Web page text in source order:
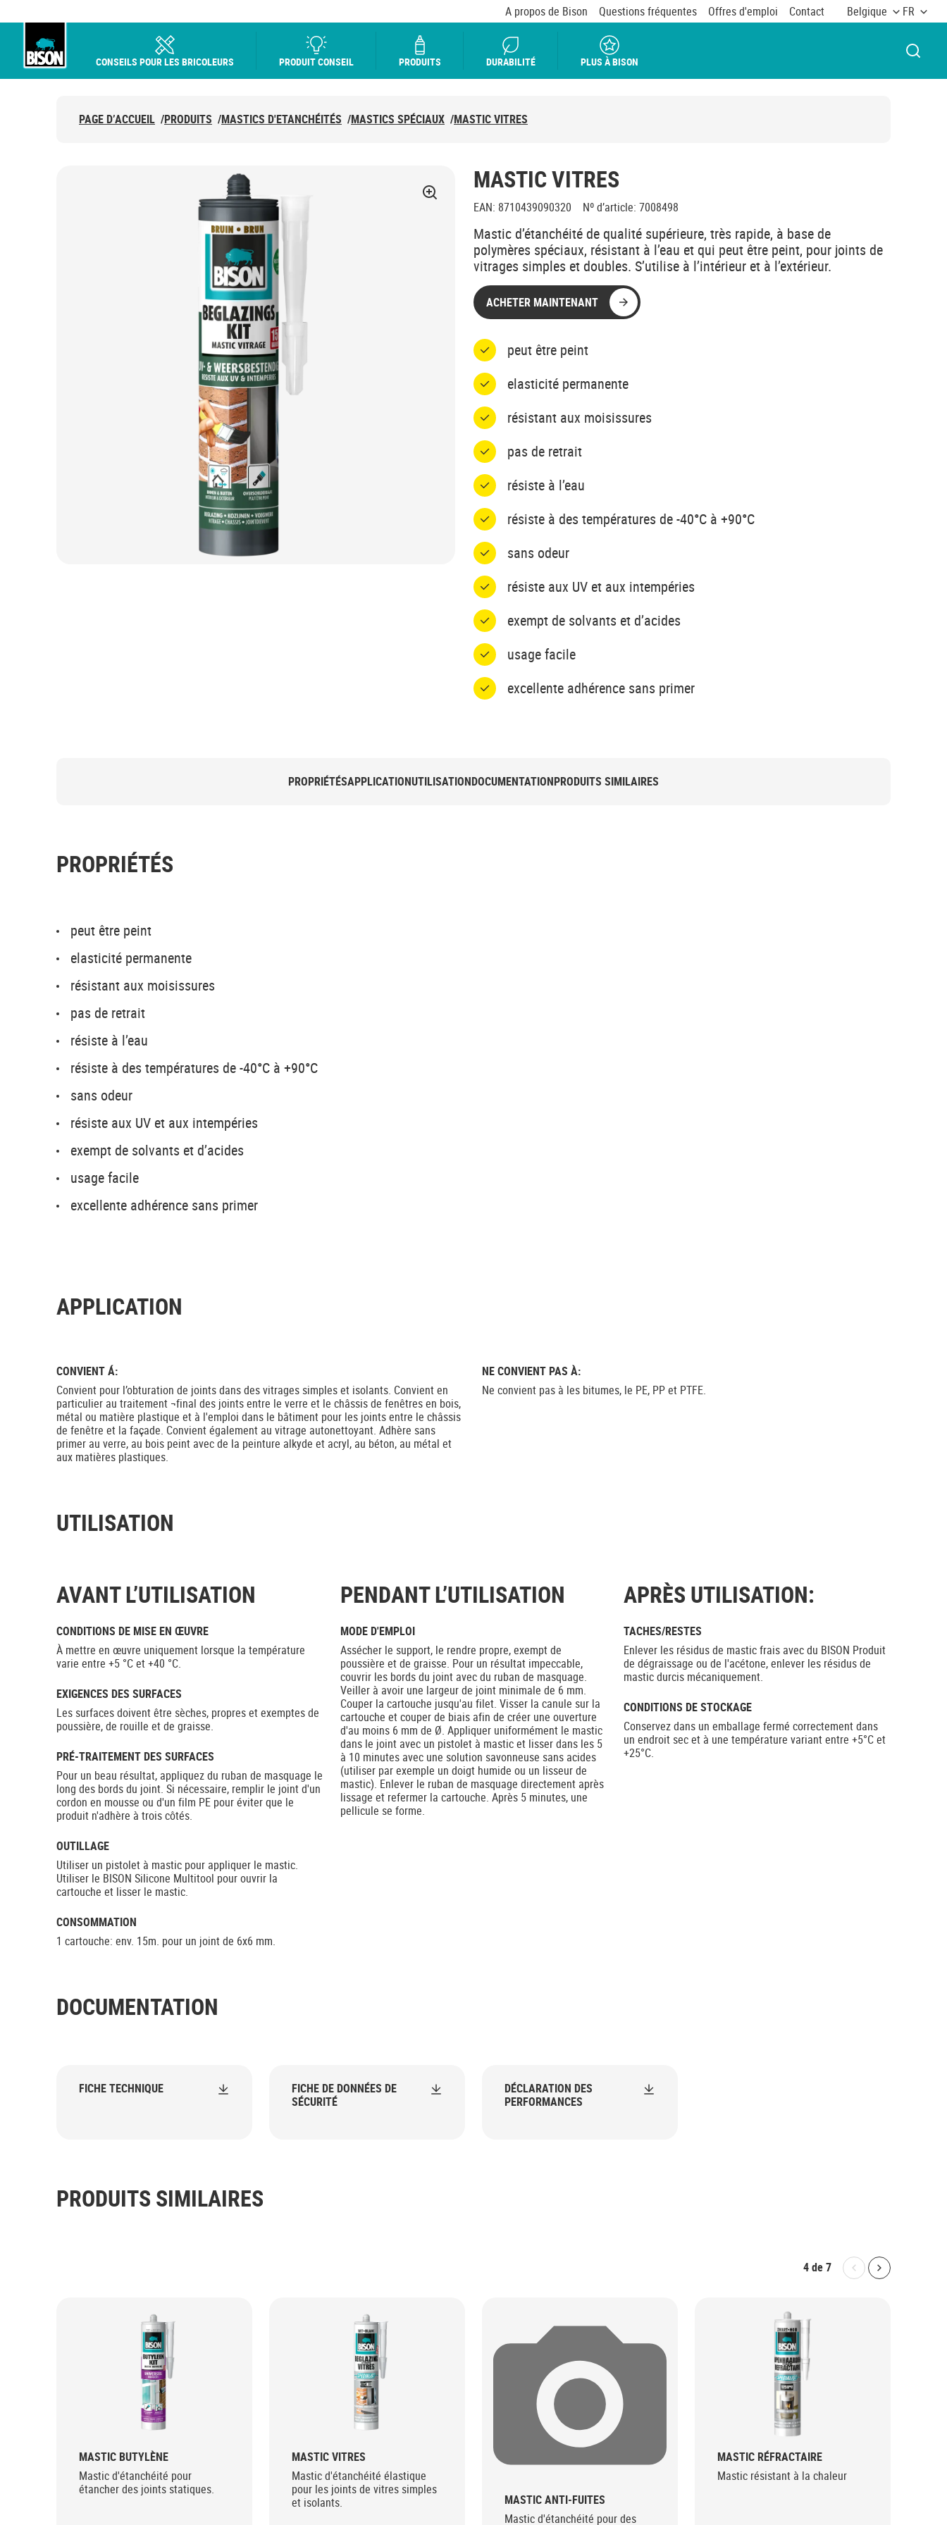
A propos de Bison Questions fréquentes Offres d'emploi Contact Belgique FR
CONSEILS POUR LES BRICOLEURS PRODUIT CONSEIL PRODUITS DURABILITÉ PLUS À BISON
PAGE D’ACCUEIL /PRODUITS /MASTICS D'ETANCHÉITÉS /MASTICS SPÉCIAUX /MASTIC VITRES
MASTIC VITRES
EAN: 8710439090320 Nº d’article: 7008498
Mastic d’étanchéité de qualité supérieure, très rapide, à base de
polymères spéciaux, résistant à l’eau et qui peut être peint, pour joints de
vitrages simples et doubles. S’utilise à l’intérieur et à l’extérieur.
ACHETER MAINTENANT
peut être peint
elasticité permanente
résistant aux moisissures
pas de retrait
résiste à l’eau
résiste à des températures de -40°C à +90°C
sans odeur
résiste aux UV et aux intempéries
exempt de solvants et d’acides
usage facile
excellente adhérence sans primer
PROPRIÉTÉSAPPLICATIONUTILISATIONDOCUMENTATIONPRODUITS SIMILAIRES
PROPRIÉTÉS
peut être peint
elasticité permanente
résistant aux moisissures
pas de retrait
résiste à l’eau
résiste à des températures de -40°C à +90°C
sans odeur
résiste aux UV et aux intempéries
exempt de solvants et d’acides
usage facile
excellente adhérence sans primer
APPLICATION
CONVIENT Á:
Convient pour l’obturation de joints dans des vitrages simples et isolants. Convient en
particulier au traitement ¬final des joints entre le verre et le châssis de fenêtres en bois,
métal ou matière plastique et à l'emploi dans le bâtiment pour les joints entre le châssis
de fenêtre et la façade. Convient également au vitrage autonettoyant. Adhère sans
primer au verre, au bois peint avec de la peinture alkyde et acryl, au béton, au métal et
aux matières plastiques.
NE CONVIENT PAS À:
Ne convient pas à les bitumes, le PE, PP et PTFE.
UTILISATION
AVANT L’UTILISATION
CONDITIONS DE MISE EN ŒUVRE
À mettre en œuvre uniquement lorsque la température
varie entre +5 °C et +40 °C.
EXIGENCES DES SURFACES
Les surfaces doivent être sèches, propres et exemptes de
poussière, de rouille et de graisse.
PRÉ-TRAITEMENT DES SURFACES
Pour un beau résultat, appliquez du ruban de masquage le
long des bords du joint. Si nécessaire, remplir le joint d'un
cordon en mousse ou d'un film PE pour éviter que le
produit n'adhère à trois côtés.
OUTILLAGE
Utiliser un pistolet à mastic pour appliquer le mastic.
Utiliser le BISON Silicone Multitool pour ouvrir la
cartouche et lisser le mastic.
CONSOMMATION
1 cartouche: env. 15m. pour un joint de 6x6 mm.
PENDANT L’UTILISATION
MODE D'EMPLOI
Assécher le support, le rendre propre, exempt de
poussière et de graisse. Pour un résultat impeccable,
couvrir les bords du joint avec du ruban de masquage.
Veiller à avoir une largeur de joint minimale de 6 mm.
Couper la cartouche jusqu'au filet. Visser la canule sur la
cartouche et couper de biais afin de créer une ouverture
d'au moins 6 mm de Ø. Appliquer uniformément le mastic
dans le joint avec un pistolet à mastic et lisser dans les 5
à 10 minutes avec une solution savonneuse sans acides
(utiliser par exemple un doigt humide ou un lisseur de
mastic). Enlever le ruban de masquage directement après
lissage et refermer la cartouche. Après 5 minutes, une
pellicule se forme.
APRÈS UTILISATION:
TACHES/RESTES
Enlever les résidus de mastic frais avec du BISON Produit
de dégraissage ou de l'acétone, enlever les résidus de
mastic durcis mécaniquement.
CONDITIONS DE STOCKAGE
Conservez dans un emballage fermé correctement dans
un endroit sec et à une température variant entre +5°C et
+25°C.
DOCUMENTATION
FICHE TECHNIQUE
FICHE DE DONNÉES DE
SÉCURITÉ
DÉCLARATION DES
PERFORMANCES
PRODUITS SIMILAIRES
4de7
MASTIC BUTYLÈNE
Mastic d'étanchéité pour
étancher des joints statiques.
MASTIC VITRES
Mastic d'étanchéité élastique
pour les joints de vitres simples
et isolants.
MASTIC ANTI-FUITES
Mastic d'étanchéité pour des
MASTIC RÉFRACTAIRE
Mastic résistant à la chaleur